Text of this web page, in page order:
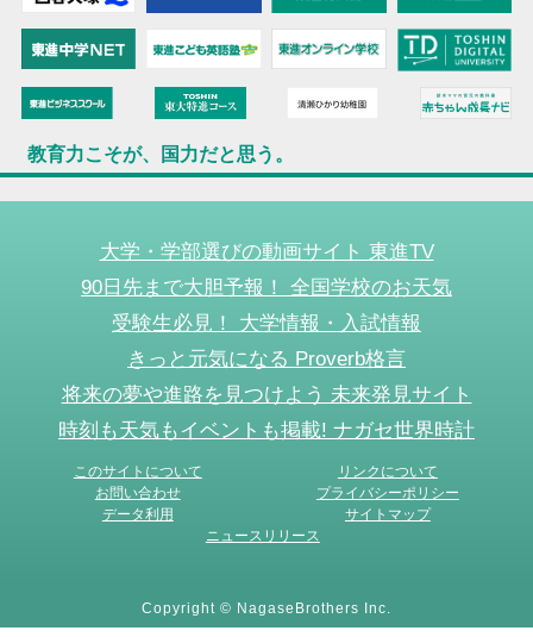
教育力こそが、国力だと思う。
大学・学部選びの動画サイト 東進TV
90日先まで大胆予報！ 全国学校のお天気
受験生必見！ 大学情報・入試情報
きっと元気になる Proverb格言
将来の夢や進路を見つけよう 未来発見サイト
時刻も天気もイベントも掲載! ナガセ世界時計
このサイトについて
リンクについて
お問い合わせ
プライバシーポリシー
データ利用
サイトマップ
ニュースリリース
Copyright © NagaseBrothers Inc.